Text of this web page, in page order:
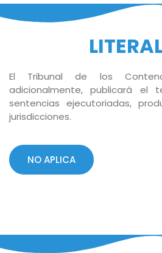
El Tribunal de los
adicionalmente, publicará el
sentencias ejecutoriadas,
jurisdicciones.
NO APLICA